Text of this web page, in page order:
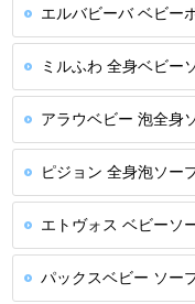
エルバビーバ ベビー
ミルふわ 全身ベビー
アラウベビー 泡全身
ピジョン 全身泡ソー
エトヴォス ベビーソ
パックスベビー ソー